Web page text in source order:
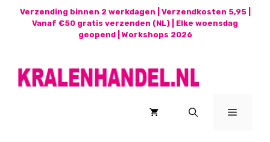
Verzending binnen 2 werkdagen | Verzendkosten 5,95 |
Vanaf €50 gratis verzenden (NL) | Elke woensdag
geopend | Workshops 2026
Menu